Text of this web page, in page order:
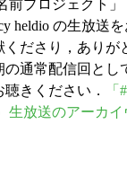
前プロジェクト」
heldio の生放送
ださり，ありが
通常配信回とし
きください．
生放送のアーカ